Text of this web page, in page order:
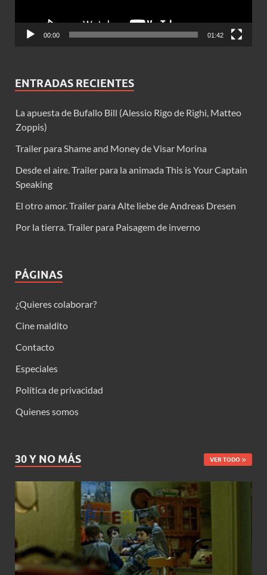
00:00 01:42
ENTRADAS RECIENTES
La apuesta de Bufallo Bill (Alessio Rigo de Righi, Matteo
Zoppis)
Trailer para Shame and Money de Visar Morina
Desde el aire. Trailer para la animada This is Your Captain
Speaking
El otro amor. Trailer para Alte liebe de Andreas Dresen
Por la tierra. Trailer para Paisagem de inverno
PÁGINAS
¿Quieres colaborar?
Cine maldito
Contacto
Especiales
Política de privacidad
Quienes somos
30 Y NO MÁS VER TODO